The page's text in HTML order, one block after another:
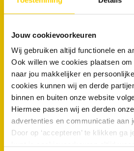
Jouw cookievoorkeuren
Wij gebruiken altijd functionele en
Ook willen we cookies plaatsen
naar jou makkelijker en
cookies kunnen wij en derde
binnen en buiten onze website
Hiermee passen wij en derden
advertenties en communicatie aan
Door op ‘accepteren’ te klikken ga
Te weinig ledigingen
Vervuilde afvoerleidingen
Naarmate de vervuiling toeneemt
beperkt en neemt de kans op een
Vetafscheider reinigen
Het reinigen van een vetafscheider gaat
verwijderen van vet.
Tijdens een reiniging worden onder